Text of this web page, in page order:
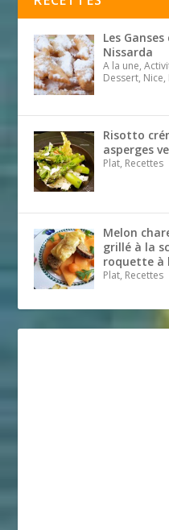
Les
Nissarda
A la une,
Dessert, Nice,
Risotto
asperges
Plat, Recettes
Melon
grillé à la
roquette à
Plat, Recettes